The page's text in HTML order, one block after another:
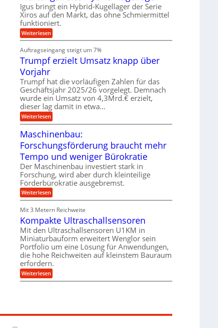
n
s
c
h
i
n
e
b
a
u
r
e
s
l
a
f
l
s
c
h
i
e
n
e
n
r
u
n
g
e
n
B
S
C
L
e
i
t
e
r
e
n
w
i
c
k
e
l
t
Igus bringt ein Hybrid-Kugellager der Serie
Xiros auf den Markt, das ohne Schmiermittel
funktioniert.
Weiterlesen:
W
r
t
g
s
f
r
e
i
e
H
b
r
i
d
-
K
u
g
e
l
l
a
g
e
r
Auftragseingang steigt um 7%
Trumpf erzielt Umsatz knapp über
Vorjahr
Trumpf hat die vorläufigen Zahlen für das
Geschäftsjahr 2025/26 vorgelegt. Demnach
wurde ein Umsatz von 4,3Mrd.€ erzielt,
dieser lag damit in etwa…
Weiterlesen:
T
u
m
p
f
e
r
z
i
e
l
U
m
s
a
t
z
k
n
a
p
p
V
Maschinenbau:
Forschungsförderung braucht mehr
Tempo und weniger Bürokratie
Der Maschinenbau investiert stark in
Forschung, wird aber durch kleinteilige
Förderbürokratie ausgebremst.
Weiterlesen:
M
s
c
h
i
n
e
n
b
a
u
:
c
Mit 3 Metern Reichweite
Kompakte Ultraschallsensoren
Mit den Ultraschallsensoren U1KM in
Miniaturbauform erweitert Wenglor sein
Portfolio um eine Lösung für Anwendungen,
die hohe Reichweiten auf kleinstem Bauraum
erfordern.
Weiterlesen:
K
k